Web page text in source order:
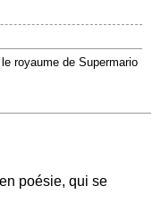
royaume de Supermario
poésie, qui se